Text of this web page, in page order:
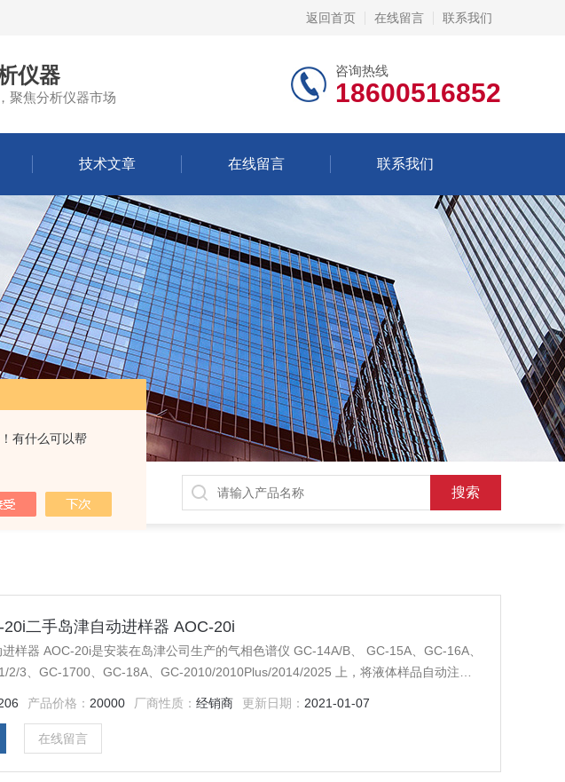
有什么可以帮
返回首页 在线留言 联系我们
仪器
聚焦分析仪器市场
咨询热线
18600516852
技术文章 在线留言 联系我们
傅立叶红外光谱仪，分析天平等常规实验室产品。
20i二手岛津自动进样器 AOC-20i
样器 AOC-20i是安装在岛津公司生产的气相色谱仪 GC-14A/B、 GC-15A、GC-16A、
2/3、GC-1700、GC-18A、GC-2010/2010Plus/2014/2025 上，将液体样品自动注入
产品价格： 20000 厂商性质：经销商 更新日期： 2021-01-07
在线留言